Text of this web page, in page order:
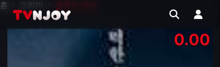
홈 드라마 결혼의 완성
0.00